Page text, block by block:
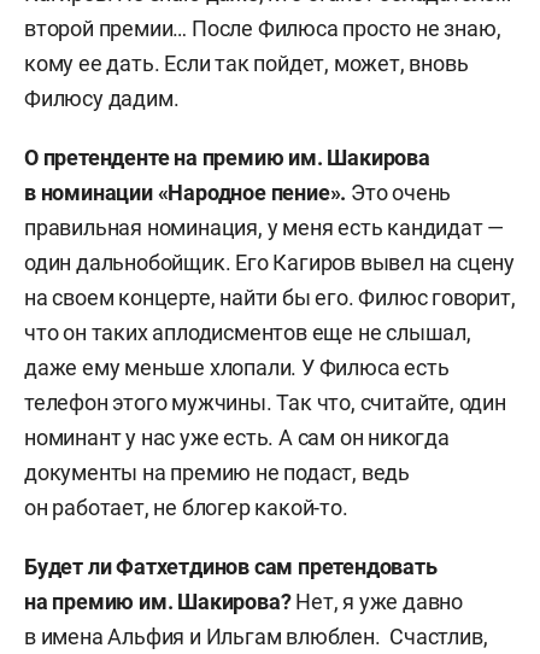
второй премии… После Филюса просто не знаю,
кому ее дать. Если так пойдет, может, вновь
Филюсу дадим.
О претенденте на премию им. Шакирова
в номинации «Народное пение». Это очень
правильная номинация, у меня есть кандидат —
один дальнобойщик. Его Кагиров вывел на сцену
на своем концерте, найти бы его. Филюс говорит,
что он таких аплодисментов еще не слышал,
даже ему меньше хлопали. У Филюса есть
телефон этого мужчины. Так что, считайте, один
номинант у нас уже есть. А сам он никогда
документы на премию не подаст, ведь
он работает, не блогер какой-то.
Будет ли Фатхетдинов сам претендовать
на премию им. Шакирова?Нет, я уже давно
в имена Альфия и Ильгам влюблен. Счастлив,